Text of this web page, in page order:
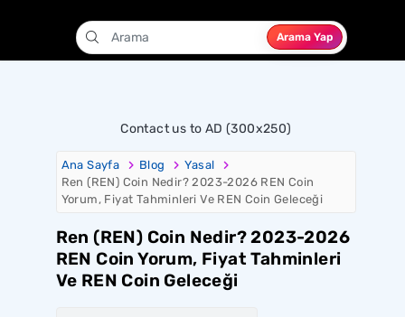
Arama Yap
Contact us to AD (300x250)
Ana Sayfa Blog
Yasal
Ren (REN) Coin Nedir? 2023-2026 REN Coin
Yorum, Fiyat Tahminleri Ve REN Coin Geleceği
Ren (REN) Coin Nedir? 2023-2026
REN Coin Yorum, Fiyat Tahminleri
Ve REN Coin Geleceği